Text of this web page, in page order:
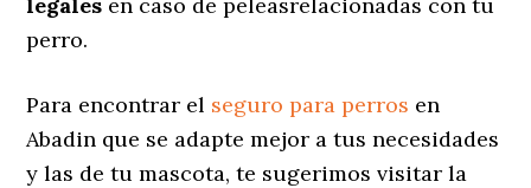
perro.
Para encontrar el seguro para perros en
Abadin que se adapte mejor a tus necesidades
y las de tu mascota, te sugerimos visitar la